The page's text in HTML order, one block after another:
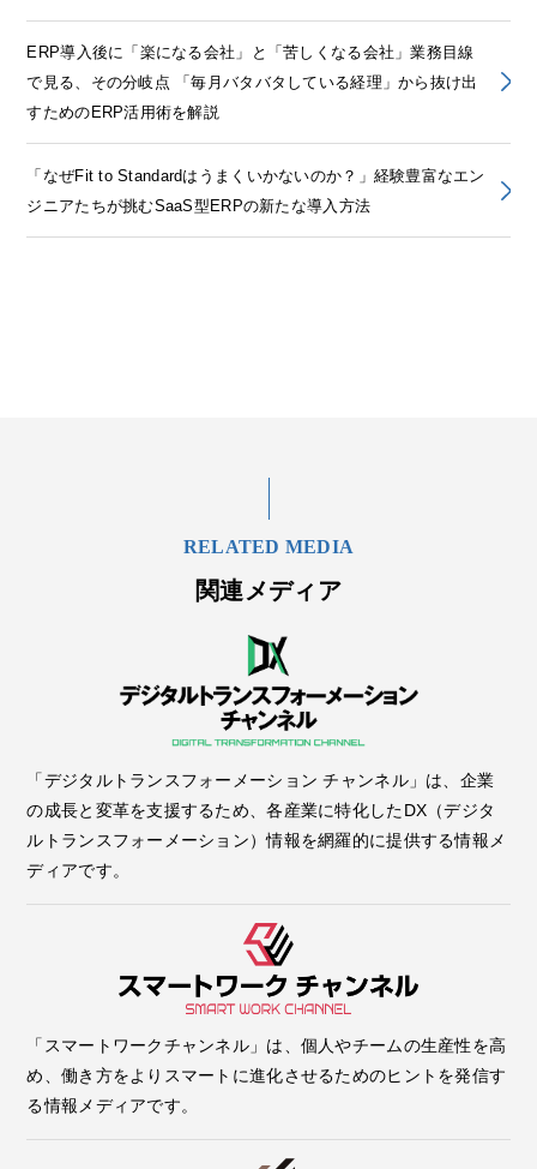
ERP導入後に「楽になる会社」と「苦しくなる会社」業務目線
で見る、その分岐点 「毎月バタバタしている経理」から抜け出
すためのERP活用術を解説
「なぜFit to Standardはうまくいかないのか？」経験豊富なエン
ジニアたちが挑むSaaS型ERPの新たな導入方法
RELATED MEDIA
関連メディア
「デジタルトランスフォーメーション チャンネル」は、企業
の成長と変革を支援するため、各産業に特化したDX（デジタ
ルトランスフォーメーション）情報を網羅的に提供する情報メ
ディアです。
「スマートワークチャンネル」は、個人やチームの生産性を高
め、働き方をよりスマートに進化させるためのヒントを発信す
る情報メディアです。